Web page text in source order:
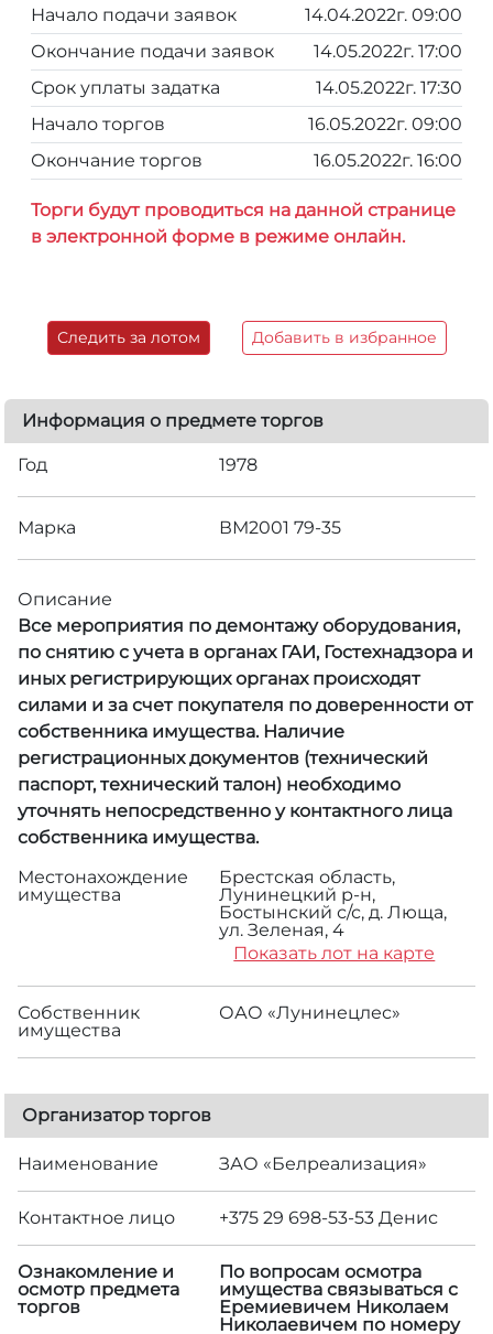
Начало подачи заявок
14.04.2022г. 09:00
Окончание подачи заявок
14.05.2022г. 17:00
Срок уплаты задатка
14.05.2022г. 17:30
Начало торгов
16.05.2022г. 09:00
Окончание торгов
16.05.2022г. 16:00
Торги будут проводиться на данной странице
в электронной форме в режиме онлайн.
Следить за лотом Добавить в избранное
Информация о предмете торгов
Год 1978
Марка ВМ2001 79-35
Описание
Все мероприятия по демонтажу оборудования,
по снятию с учета в органах ГАИ, Гостехнадзора и
иных регистрирующих органах происходят
силами и за счет покупателя по доверенности от
собственника имущества. Наличие
регистрационных документов (технический
паспорт, технический талон) необходимо
уточнять непосредственно у контактного лица
собственника имущества.
Местонахождение
имущества
Брестская область,
Лунинецкий р-н,
Бостынский с/с, д. Люща,
ул. Зеленая, 4
Показать лот на карте
Собственник
имущества
ОАО «Лунинецлес»
Организатор торгов
Наименование ЗАО «Белреализация»
Контактное лицо +375 29 698-53-53 Денис
Ознакомление и
осмотр предмета
торгов
По вопросам осмотра
имущества связываться с
Еремиевичем Николаем
Николаевичем по номеру